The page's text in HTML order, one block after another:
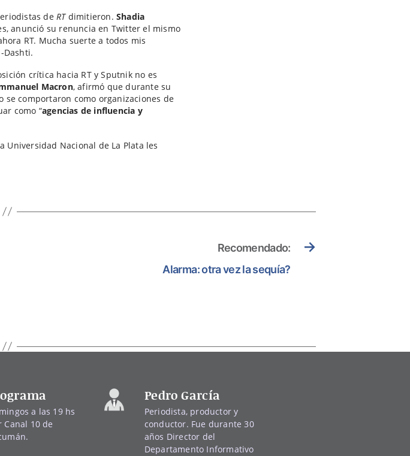
de RTdimitieron.Shadia
anunció su renuncia en Twitter el mismo
RT. Mucha suerte a todos mis
Dashti.
crítica hacia RT y Sputnik no es
Macron, afirmó que durante su
se comportaron como organizaciones de
como “agencias de influencia y
Universidad Nacional de La Plata les
→
Recomendado:
Alarma: otra vez la sequía?
a las 19 hs
Canal 10 de
Pedro García
Periodista, productor y
conductor. Fue durante 30
años Director del
Departamento Informativo